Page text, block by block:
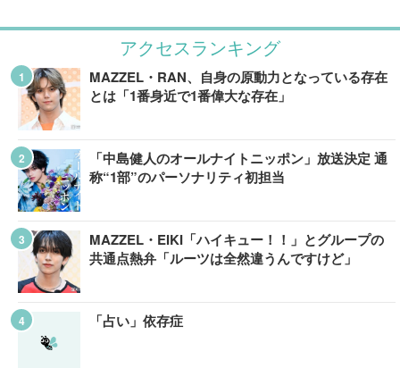
アクセスランキング
MAZZEL・RAN、自身の原動力となっている存在
とは「1番身近で1番偉大な存在」
「中島健人のオールナイトニッポン」放送決定 通
称“1部”のパーソナリティ初担当
MAZZEL・EIKI「ハイキュー！！」とグループの
共通点熱弁「ルーツは全然違うんですけど」
「占い」依存症